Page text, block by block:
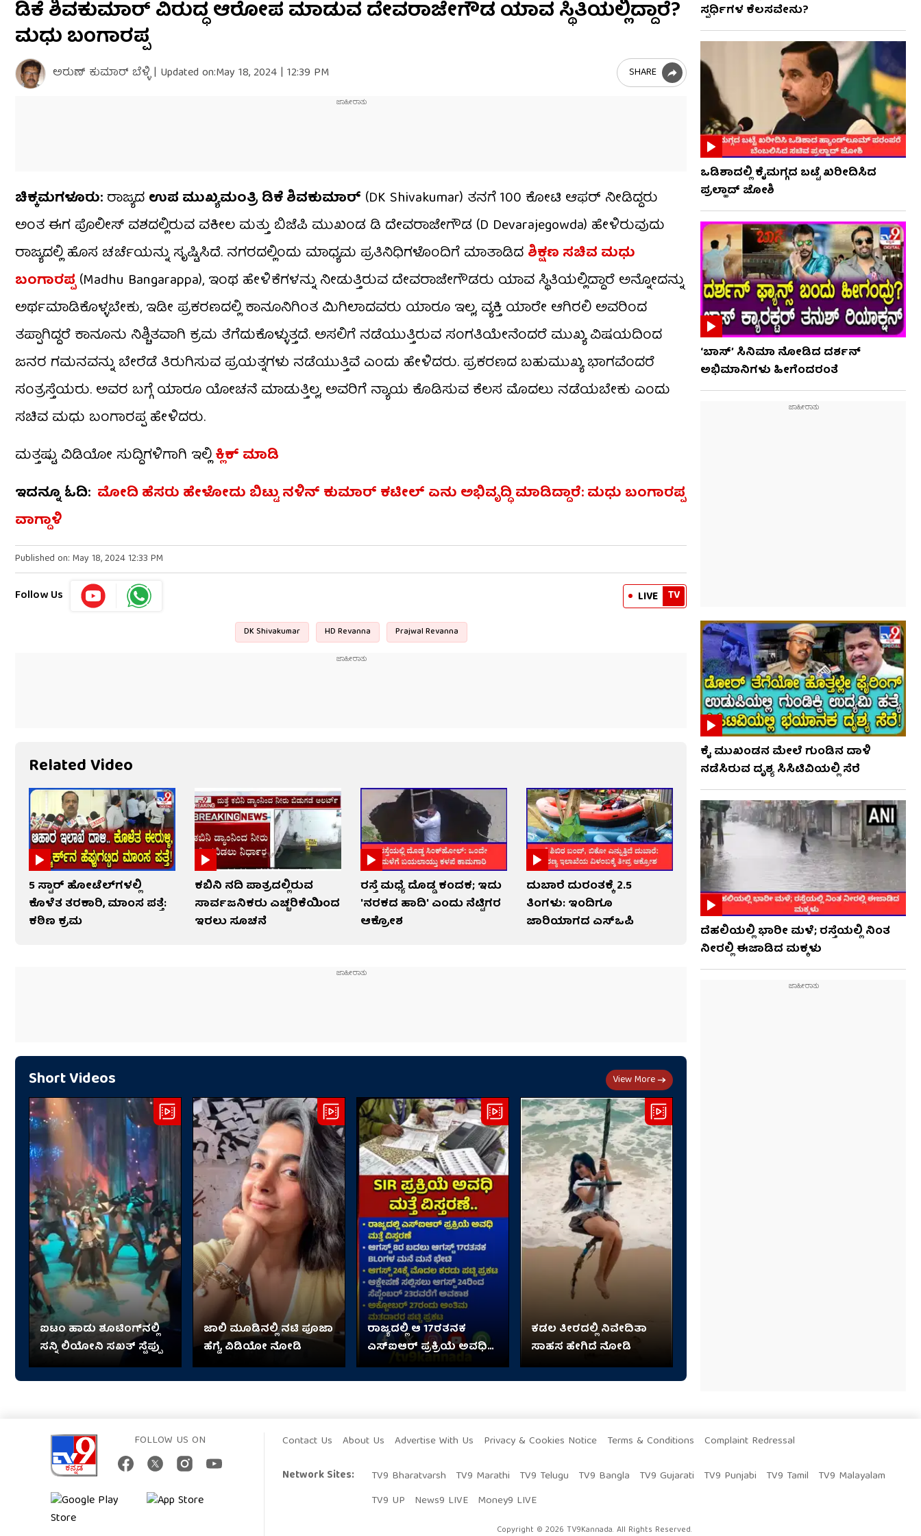
seconds
of
3
minutes,
seconds
0%
ಡಿಕೆ ಶಿವಕುಮಾರ್ ವಿರುದ್ಧ ಆರೋಪ ಮಾಡುವ ದೇವರಾಜೇಗೌಡ ಯಾವ ಸ್ಥಿತಿಯಲ್ಲಿದ್ದಾರೆ?
ಮಧು ಬಂಗಾರಪ್ಪ
ಅರುಣ್​ ಕುಮಾರ್​ ಬೆಳ್ಳಿ | Updated on:May 18, 2024 | 12:39 PM SHARE
ಚಿಕ್ಕಮಗಳೂರು:ರಾಜ್ಯದ ಉಪ ಮುಖ್ಯಮಂತ್ರಿ ಡಿಕೆ ಶಿವಕುಮಾರ್ (DK Shivakumar) ತನಗೆ ₹100 ಕೋಟಿ ಆಫರ್ ನೀಡಿದ್ದರು
ಅಂತ ಈಗ ಪೊಲೀಸ್ ವಶದಲ್ಲಿರುವ ವಕೀಲ ಮತ್ತು ಬಿಜೆಪಿ ಮುಖಂಡ ಡಿ ದೇವರಾಜೇಗೌಡ (D Devarajegowda) ಹೇಳಿರುವುದು
ರಾಜ್ಯದಲ್ಲಿ ಹೊಸ ಚರ್ಚೆಯನ್ನು ಸೃಷ್ಟಿಸಿದೆ. ನಗರದಲ್ಲಿಂದು ಮಾಧ್ಯಮ ಪ್ರತಿನಿಧಿಗಳೊಂದಿಗೆ ಮಾತಾಡಿದ ಶಿಕ್ಷಣ ಸಚಿವ ಮಧು
ಬಂಗಾರಪ್ಪ(Madhu Bangarappa), ಇಂಥ ಹೇಳಿಕೆಗಳನ್ನು ನೀಡುತ್ತಿರುವ ದೇವರಾಜೇಗೌಡರು ಯಾವ ಸ್ಥಿತಿಯಲ್ಲಿದ್ದಾರೆ ಅನ್ನೋದನ್ನು
ಅರ್ಥಮಾಡಿಕೊಳ್ಳಬೇಕು, ಇಡೀ ಪ್ರಕರಣದಲ್ಲಿ ಕಾನೂನಿಗಿಂತ ಮಿಗಿಲಾದವರು ಯಾರೂ ಇಲ್ಲ, ವ್ಯಕ್ತಿ ಯಾರೇ ಆಗಿರಲಿ ಅವರಿಂದ
ತಪ್ಪಾಗಿದ್ದರೆ ಕಾನೂನು ನಿಶ್ಚಿತವಾಗಿ ಕ್ರಮ ತೆಗೆದುಕೊಳ್ಳುತ್ತದೆ. ಅಸಲಿಗೆ ನಡೆಯುತ್ತಿರುವ ಸಂಗತಿಯೇನೆಂದರೆ ಮುಖ್ಯ ವಿಷಯದಿಂದ
ಜನರ ಗಮನವನ್ನು ಬೇರೆಡೆ ತಿರುಗಿಸುವ ಪ್ರಯತ್ನಗಳು ನಡೆಯುತ್ತಿವೆ ಎಂದು ಹೇಳಿದರು. ಪ್ರಕರಣದ ಬಹುಮುಖ್ಯ ಭಾಗವೆಂದರೆ
ಸಂತ್ರಸ್ತೆಯರು. ಅವರ ಬಗ್ಗೆ ಯಾರೂ ಯೋಚನೆ ಮಾಡುತ್ತಿಲ್ಲ, ಅವರಿಗೆ ನ್ಯಾಯ ಕೊಡಿಸುವ ಕೆಲಸ ಮೊದಲು ನಡೆಯಬೇಕು ಎಂದು
ಸಚಿವ ಮಧು ಬಂಗಾರಪ್ಪ ಹೇಳಿದರು.
ಮತ್ತಷ್ಟು ವಿಡಿಯೋ ಸುದ್ದಿಗಳಿಗಾಗಿ ಇಲ್ಲಿಕ್ಲಿಕ್ ಮಾಡಿ
ಇದನ್ನೂ ಓದಿ: ಮೋದಿ ಹೆಸರು ಹೇಳೋದು ಬಿಟ್ಟು ನಳಿನ್ ಕುಮಾರ್ ಕಟೀಲ್ ಏನು ಅಭಿವೃದ್ಧಿ ಮಾಡಿದ್ದಾರೆ: ಮಧು ಬಂಗಾರಪ್ಪ
ವಾಗ್ದಾಳಿ
Published on: May 18, 2024 12:33 PM
Follow Us LIVE TV
DK Shivakumar HD Revanna Prajwal Revanna
Related Video
5 ಸ್ಟಾರ್ ಹೋಟೆಲ್​​ಗಳಲ್ಲಿ
ಕೊಳೆತ ತರಕಾರಿ, ಮಾಂಸ ಪತ್ತೆ:
ಕಠಿಣ ಕ್ರಮ
ಕಬಿನಿ ನದಿ ಪಾತ್ರದಲ್ಲಿರುವ
ಸಾರ್ವಜನಿಕರು ಎಚ್ಚರಿಕೆಯಿಂದ
ಇರಲು ಸೂಚನೆ
ರಸ್ತೆ ಮಧ್ಯೆ ದೊಡ್ಡ ಕಂದಕ; ಇದು
'ನರಕದ ಹಾದಿ' ಎಂದು ನೆಟ್ಟಿಗರ
ಆಕ್ರೋಶ
ದುಬಾರೆ ದುರಂತಕ್ಕೆ 2.5
ತಿಂಗಳು: ಇಂದಿಗೂ
ಜಾರಿಯಾಗದ ಎಸ್‌ಒಪಿ
Short Videos View More
ಐಟಂ ಹಾಡು ಶೂಟಿಂಗ್​​ನಲ್ಲಿ
ಸನ್ನಿ ಲಿಯೋನಿ ಸಖತ್ ಸ್ಟೆಪ್ಪು
ಜಾಲಿ ಮೂಡಿನಲ್ಲಿ ನಟಿ ಪೂಜಾ
ಹೆಗ್ಡೆ, ವಿಡಿಯೋ ನೋಡಿ
ರಾಜ್ಯದಲ್ಲಿ ಆ 17ರತನಕ
ಎಸ್‌ಐಆರ್ ಪ್ರಕ್ರಿಯೆ ಅವಧಿ
ವಿಸ್ತರಣೆ
ಕಡಲ ತೀರದಲ್ಲಿ ನಿವೇದಿತಾ
ಸಾಹಸ ಹೇಗಿದೆ ನೋಡಿ
ಸ್ಪರ್ಧಿಗಳ ಕೆಲಸವೇನು?
ಒಡಿಶಾದಲ್ಲಿ ಕೈಮಗ್ಗದ ಬಟ್ಟೆ ಖರೀದಿಸಿದ
ಪ್ರಲ್ಹಾದ್ ಜೋಶಿ
‘ಬಾಸ್’ ಸಿನಿಮಾ ನೋಡಿದ ದರ್ಶನ್
ಅಭಿಮಾನಿಗಳು ಹೀಗೆಂದರಂತೆ
ಕೈ ಮುಖಂಡನ ಮೇಲೆ ಗುಂಡಿನ ದಾಳಿ
ನಡೆಸಿರುವ ದೃಶ್ಯ ಸಿಸಿಟಿವಿಯಲ್ಲಿ ಸೆರೆ
ದೆಹಲಿಯಲ್ಲಿ ಭಾರೀ ಮಳೆ; ರಸ್ತೆಯಲ್ಲಿ ನಿಂತ
ನೀರಲ್ಲಿ ಈಜಾಡಿದ ಮಕ್ಕಳು
FOLLOW US ON Contact Us About Us Advertise With Us Privacy & Cookies Notice Terms & Conditions
Complaint Redressal
Network Sites:
TV9 Bharatvarsh TV9 Marathi TV9 Telugu TV9 Bangla TV9 Gujarati TV9 Punjabi TV9 Tamil
TV9 Malayalam
TV9 UP
News9 LIVE Money9 LIVE
Copyright © 2026 TV9Kannada. All Rights Reserved.